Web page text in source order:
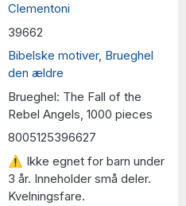
Clementoni
39662
Bibelske motiver, Brueghel
den ældre
Brueghel: The Fall of the
Rebel Angels, 1000 pieces
8005125396627
⚠ Ikke egnet for barn under
3 år. Inneholder små deler.
Kvelningsfare.